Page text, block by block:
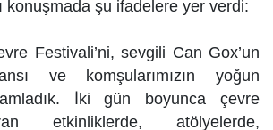
konuşmada şu ifadelere yer verdi:
Festivali’ni, sevgili Can Gox’un
ve komşularımızın yoğun
İki gün boyunca çevre
etkinliklerde, atölyelerde,